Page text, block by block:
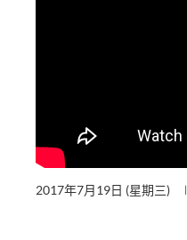
2017年7月19日 (星期三)